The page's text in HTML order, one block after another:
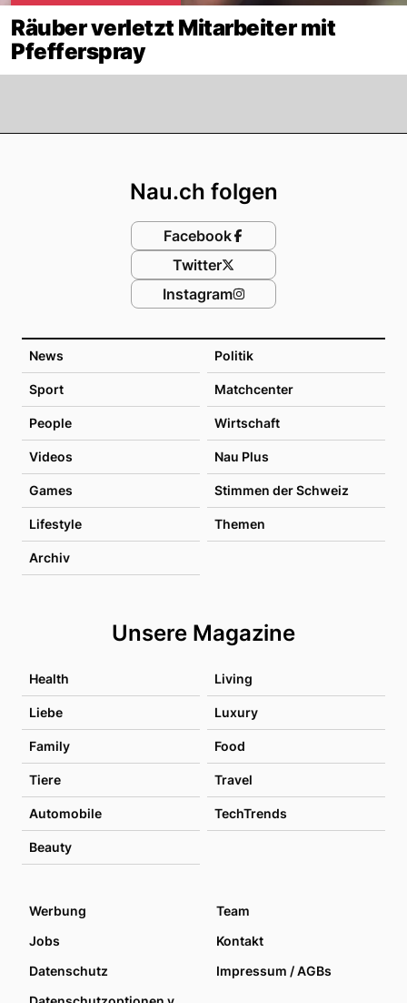
Räuber verletzt Mitarbeiter mit
Pfefferspray
News Politik
Sport Matchcenter
People Wirtschaft
Videos Nau Plus
Games Stimmen der Schweiz
Lifestyle Themen
Archiv
Unsere Magazine
Health Living
Liebe Luxury
Family Food
Tiere Travel
Automobile TechTrends
Beauty
Nau.ch folgen
Facebook
Twitter
Instagram
Werbung
Team
Jobs
Kontakt
Datenschutz
Impressum / AGBs